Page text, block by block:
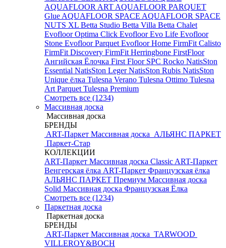
AQUAFLOOR ART AQUAFLOOR PARQUET
Glue AQUAFLOOR SPACE AQUAFLOOR SPACE
NUTS XL Betta Studio Betta Villa Betta Chalet
Evofloor Optima Click Evofloor Evo Life Evofloor
Stone Evofloor Parquet Evofloor Home FirmFit Calisto
FirmFit Discovery FirmFit Herringbone FirstFloor
Ангийская Ёлочка First Floor SPC Rocko NatisSton
Essential NatisSton LegerNatisSton Rubis NatisSton
Unique ёлка Tulesna Verano Tulesna Ottimo Tulesna
Art Parquet Tulesna Premium
Смотреть все (1234)
Массивная доска
Массивная доска
БРЕНДЫ
ART-Паркет Массивная доска АЛЬЯНС ПАРКЕТ
Паркет-Стар
КОЛЛЕКЦИИ
ART-Паркет Массивная доска Classic ART-Паркет
Венгерская ёлка ART-Паркет Французская ёлка
АЛЬЯНС ПАРКЕТ Премиум Массивная доска
Solid Массивная доска Французская Ёлка
Смотреть все (1234)
Паркетная доска
Паркетная доска
БРЕНДЫ
ART-Паркет Массивная доска TARWOOD
VILLEROY&BOCH